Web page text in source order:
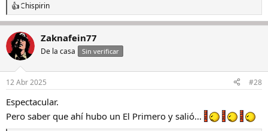
R
e
c
c
i
e
:
Chispirin
Zaknafein77
De la casa Sin verificar
12 Abr 2025 #28
Espectacular.
Pero saber que ahí hubo un El Primero y salió...